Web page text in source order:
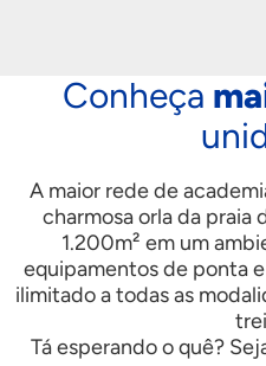
Conheça
A maior rede de
charmosa orla da praia
1.200m² em um
equipamentos de ponta
ilimitado a todas as
Tá esperando o quê?